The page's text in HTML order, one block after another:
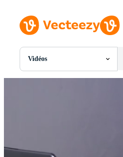
Vidéos
Toutes Images
Motion graphics